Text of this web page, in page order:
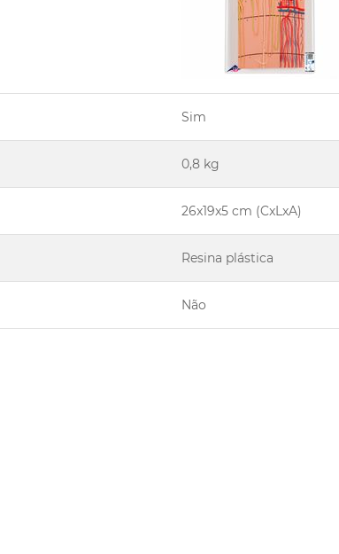
Sim
0,8 kg
26x19x5 cm (CxLxA)
Resina plástica
Não